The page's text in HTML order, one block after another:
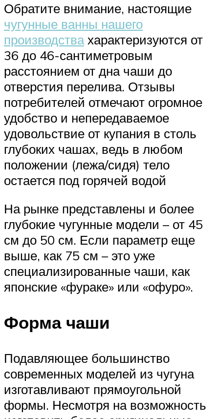
Обратите внимание, настоящие
чугунные ванны нашего
производствахарактеризуются от
36 до 46-сантиметровым
расстоянием от дна чаши до
отверстия перелива. Отзывы
потребителей отмечают огромное
удобство и непередаваемое
удовольствие от купания в столь
глубоких чашах, ведь в любом
положении (лежа/сидя) тело
остается под горячей водой
На рынке представлены и более
глубокие чугунные модели – от 45
см до 50 см. Если параметр еще
выше, как 75 см – это уже
специализированные чаши, как
японские «фураке» или «офуро».
Форма чаши
Подавляющее большинство
современных моделей из чугуна
изготавливают прямоугольной
формы. Несмотря на возможность